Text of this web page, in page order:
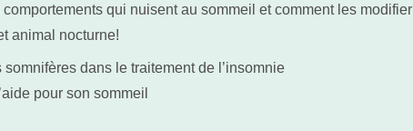
qui nuisent au sommeil et comment les modifier
animal nocturne!
dans le traitement de l’insomnie
pour son sommeil